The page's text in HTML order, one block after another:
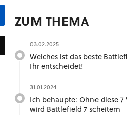
ZUM THEMA
03.02.2025
Welches ist das beste
Ihr entscheidet!
31.01.2024
Ich behaupte: Ohne diese 7
wird Battlefield 7 scheitern